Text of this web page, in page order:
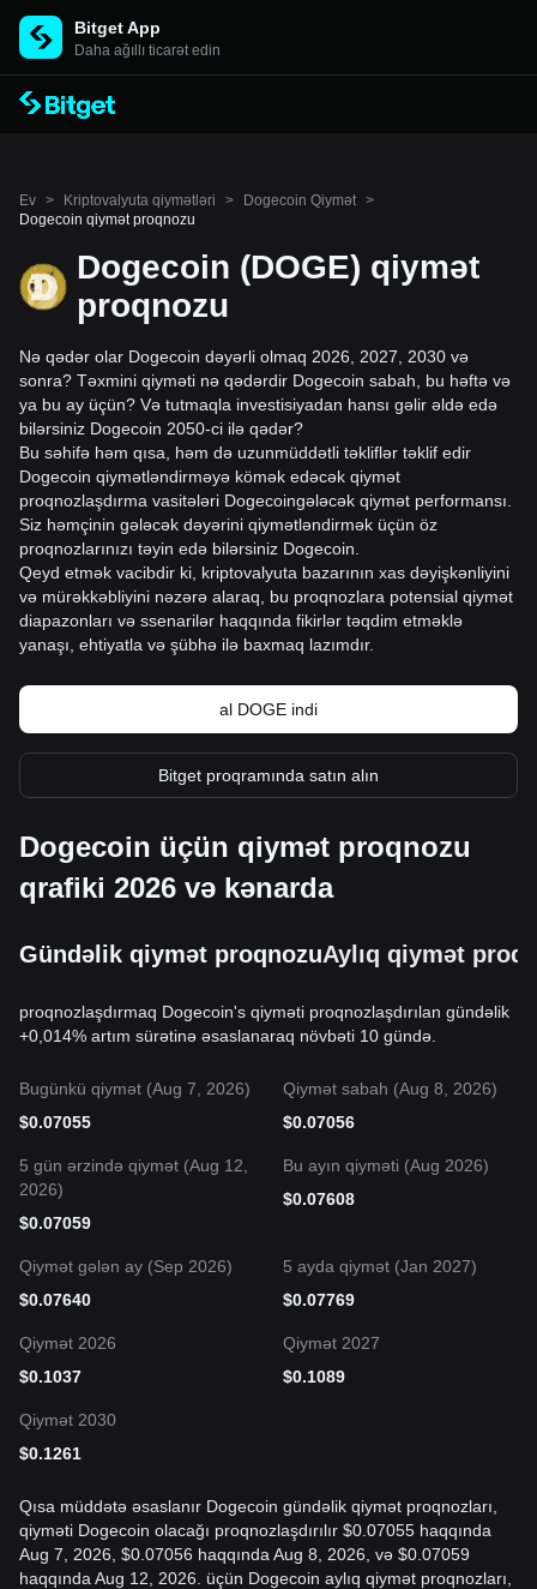
Bitget App
Daha ağıllı ticarət edin
Ev > Kriptovalyuta qiymətləri > Dogecoin Qiymət >
Dogecoin qiymət proqnozu
Dogecoin (DOGE) qiymət
proqnozu
Nə qədər olar Dogecoin dəyərli olmaq 2026, 2027, 2030 və
sonra? Təxmini qiyməti nə qədərdir Dogecoin sabah, bu həftə və
ya bu ay üçün? Və tutmaqla investisiyadan hansı gəlir əldə edə
bilərsiniz Dogecoin 2050-ci ilə qədər?
Bu səhifə həm qısa, həm də uzunmüddətli təkliflər təklif edir
Dogecoin qiymətləndirməyə kömək edəcək qiymət
proqnozlaşdırma vasitələri Dogecoingələcək qiymət performansı.
Siz həmçinin gələcək dəyərini qiymətləndirmək üçün öz
proqnozlarınızı təyin edə bilərsiniz Dogecoin.
Qeyd etmək vacibdir ki, kriptovalyuta bazarının xas dəyişkənliyini
və mürəkkəbliyini nəzərə alaraq, bu proqnozlara potensial qiymət
diapazonları və ssenarilər haqqında fikirlər təqdim etməklə
yanaşı, ehtiyatla və şübhə ilə baxmaq lazımdır.
al DOGE indi
Bitget proqramında satın alın
Dogecoin üçün qiymət proqnozu
qrafiki 2026 və kənarda
Gündəlik qiymət proqnozuAylıq qiymət
proqnozlaşdırmaq Dogecoin's qiyməti proqnozlaşdırılan gündəlik
+0,014% artım sürətinə əsaslanaraq növbəti 10 gündə.
Bugünkü qiymət (Aug 7, 2026)
$0.07055
Qiymət sabah (Aug 8, 2026)
$0.07056
5 gün ərzində qiymət (Aug 12,
2026)
$0.07059
Bu ayın qiyməti (Aug 2026)
$0.07608
Qiymət gələn ay (Sep 2026)
$0.07640
5 ayda qiymət (Jan 2027)
$0.07769
Qiymət 2026
$0.1037
Qiymət 2027
$0.1089
Qiymət 2030
$0.1261
Qısa müddətə əsaslanır Dogecoin gündəlik qiymət proqnozları,
qiyməti Dogecoin olacağı proqnozlaşdırılır $0.07055 haqqında
Aug 7, 2026, $0.07056 haqqında Aug 8, 2026, və $0.07059
haqqında Aug 12, 2026. üçün Dogecoin aylıq qiymət proqnozları,